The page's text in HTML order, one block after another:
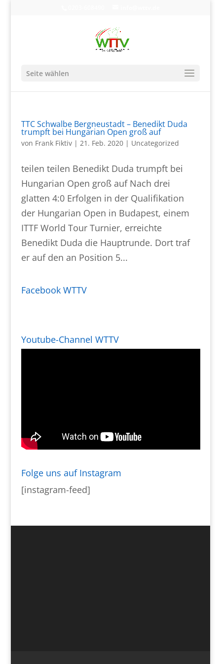
Seite wählen
TTC Schwalbe Bergneustadt – Benedikt Duda
trumpft bei Hungarian Open groß auf
von Frank Fiktiv| 21. Feb. 2020| Uncategorized
teilen teilen Benedikt Duda trumpft bei
Hungarian Open groß auf Nach drei
glatten 4:0 Erfolgen in der Qualifikation
der Hungarian Open in Budapest, einem
ITTF World Tour Turnier, erreichte
Benedikt Duda die Hauptrunde. Dort traf
er auf den an Position 5...
Facebook WTTV
Youtube-Channel WTTV
Folge uns auf Instagram
[instagram-feed]